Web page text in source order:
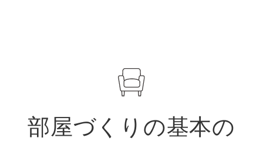
部屋づくりの基本の